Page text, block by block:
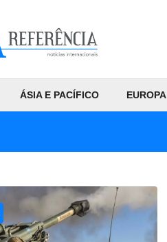
ÁSIA E PACÍFICO EUROPA